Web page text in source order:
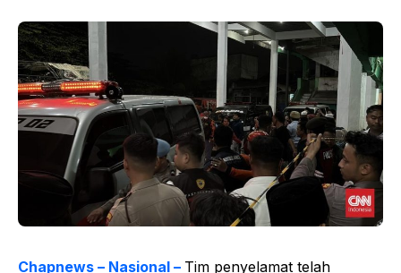
Chapnews – Nasional – Tim penyelamat telah